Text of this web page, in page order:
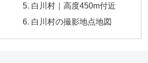
白川村｜高度450m付近
白川村の撮影地点地図